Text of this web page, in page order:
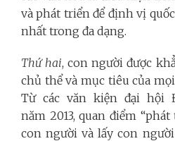
và phát triển để định vị
nhất trong đa dạng.
Thứ hai, con người được
chủ thể và mục tiêu của
Từ các văn kiện đại hội
năm 2013, quan điểm
con người và lấy con